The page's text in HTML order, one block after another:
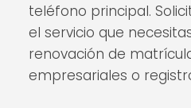
teléfono principal.
el servicio que
renovación de
empresariales o